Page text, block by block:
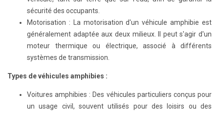
sécurité des occupants.
Motorisation : La motorisation d'un véhicule amphibie est
généralement adaptée aux deux milieux. Il peut s'agir d'un
moteur thermique ou électrique, associé à différents
systèmes de transmission.
Types de véhicules amphibies :
Voitures amphibies : Des véhicules particuliers conçus pour
un usage civil, souvent utilisés pour des loisirs ou des